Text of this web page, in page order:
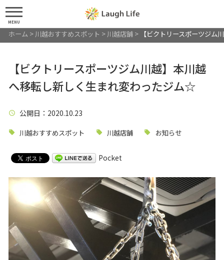
MENU
ホーム > 川越おすすめスポット > 川越店舗> 【ビクトリースポーツジ
【ビクトリースポーツジム川越】本川越
へ移転し新しく生まれ変わったジム☆
公開日 ：2020.10.23
川越おすすめスポット 川越店舗 お知らせ
Pocket